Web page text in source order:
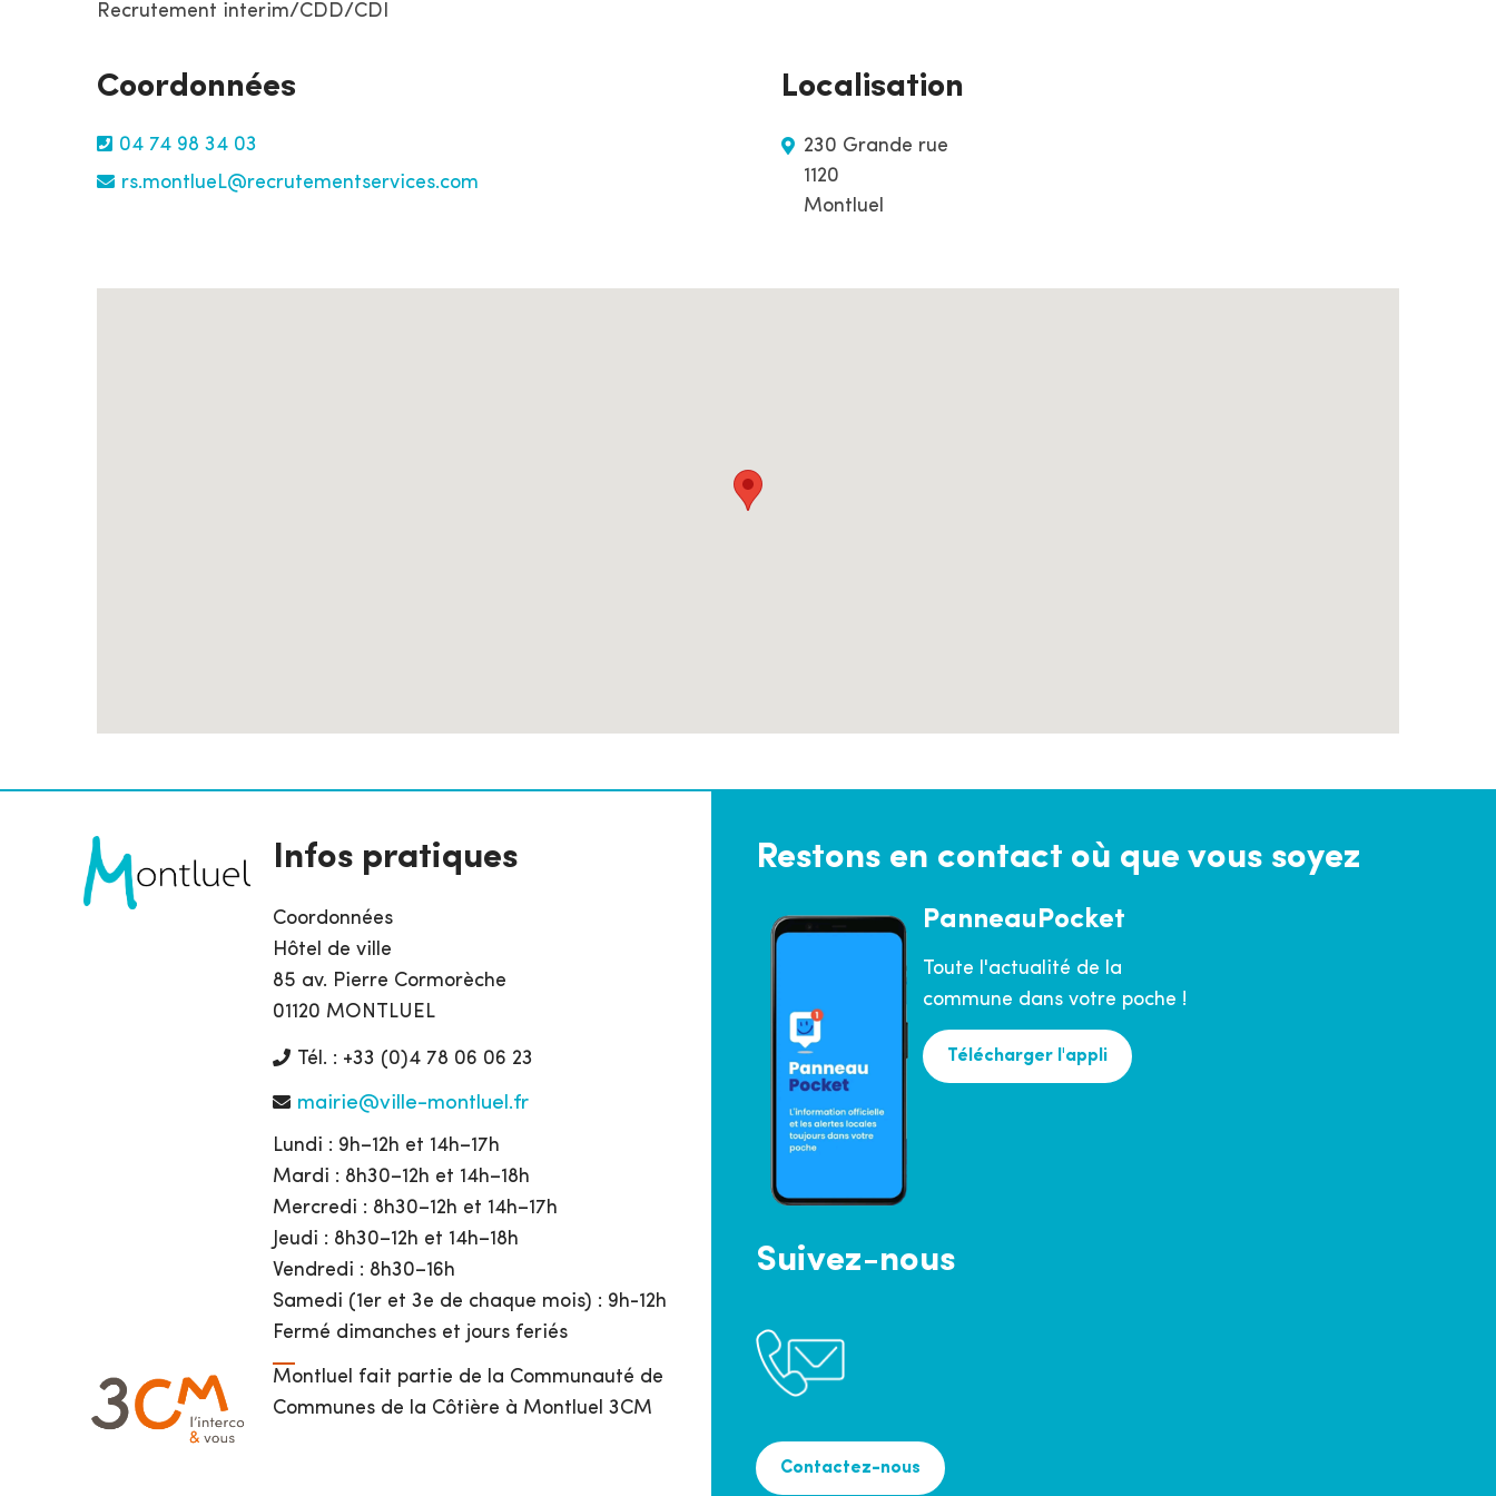
Recrutement interim/CDD/CDI
Coordonnées
04 74 98 34 03
rs.montlueL@recrutementservices.com
Localisation
230 Grande rue
1120
Montluel
Infos pratiques
Coordonnées
Hôtel de ville
85 av. Pierre Cormorèche
01120 MONTLUEL
Tél. : +33 (0)4 78 06 06 23
mairie@ville-montluel.fr
Lundi : 9h–12h et 14h–17h
Mardi : 8h30–12h et 14h–18h
Mercredi : 8h30–12h et 14h–17h
Jeudi : 8h30–12h et 14h–18h
Vendredi : 8h30–16h
Samedi (1er et 3e de chaque mois) : 9h-12h
Fermé dimanches et jours feriés
Montluel fait partie de la Communauté de
Communes de la Côtière à Montluel 3CM
Restons en contact où que vous soyez
PanneauPocket
Toute l'actualité de la
commune dans votre poche !
Télécharger l'appli
Suivez-nous
Contactez-nous